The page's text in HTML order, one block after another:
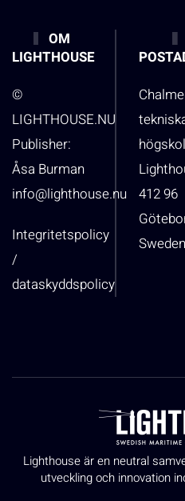
OM
LIGHTHOUSE
©
LIGHTHOUSE.NU
Publisher:
Åsa Burman
info@lighthouse.nu
Integritetspolicy
/
dataskyddspolicy
412 96
Sweden
Lighthouse är en neutral
utveckling och innovation